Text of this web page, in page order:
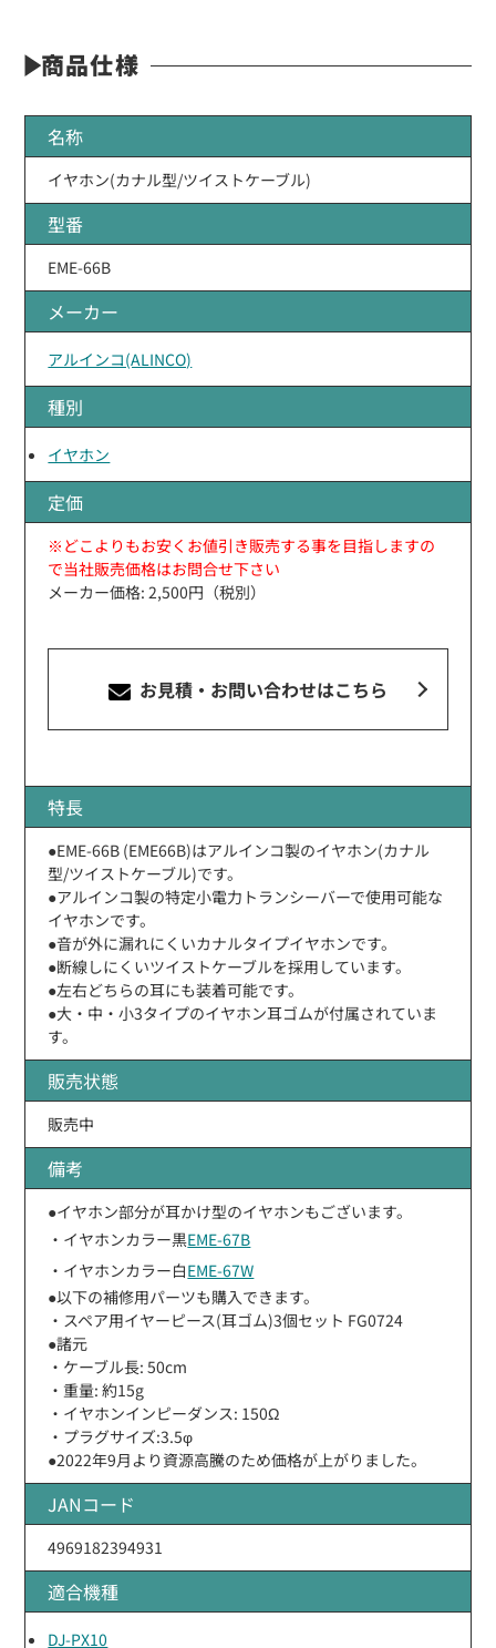
商品仕様
名称
イヤホン(カナル型/ツイストケーブル)
型番
EME-66B
メーカー
アルインコ(ALINCO)
種別
イヤホン
定価
※どこよりもお安くお値引き販売する事を目指しますの
で当社販売価格はお問合せ下さい
メーカー価格: 2,500円（税別）
お見積・お問い合わせはこちら
特長
●EME-66B (EME66B)はアルインコ製のイヤホン(カナル
型/ツイストケーブル)です。
●アルインコ製の特定小電力トランシーバーで使用可能な
イヤホンです。
●音が外に漏れにくいカナルタイプイヤホンです。
●断線しにくいツイストケーブルを採用しています。
●左右どちらの耳にも装着可能です。
●大・中・小3タイプのイヤホン耳ゴムが付属されていま
す。
販売状態
販売中
備考
●イヤホン部分が耳かけ型のイヤホンもございます。
・イヤホンカラー黒EME-67B
・イヤホンカラー白EME-67W
●以下の補修用パーツも購入できます。
・スペア用イヤーピース(耳ゴム)3個セット FG0724
●諸元
・ケーブル長: 50cm
・重量: 約15g
・イヤホンインピーダンス: 150Ω
・プラグサイズ:3.5φ
●2022年9月より資源高騰のため価格が上がりました。
JANコード
4969182394931
適合機種
DJ-PX10